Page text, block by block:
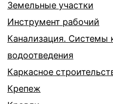
Земельные участки
Инструмент рабочий
Канализация. Системы
водоотведения
Каркасное
Крепеж